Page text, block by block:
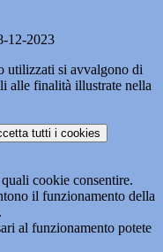
12-2023
utilizzati si avvalgono di
alle finalità illustrate nella
tutti i cookies
cookie consentire.
il funzionamento della
al funzionamento potete